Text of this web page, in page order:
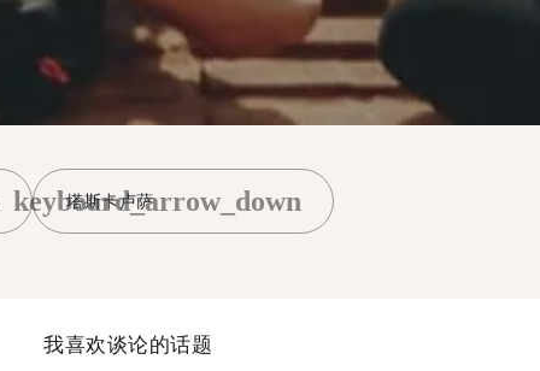
塔斯卡卢萨
keyboard_arrow_down
我喜欢谈论的话题